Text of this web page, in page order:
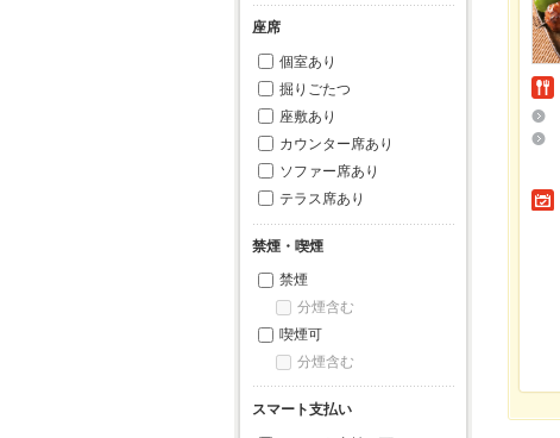
座席
個室あり
掘りごたつ
座敷あり
カウンター席あり
ソファー席あり
テラス席あり
禁煙・喫煙
禁煙
分煙含む
喫煙可
分煙含む
スマート支払い